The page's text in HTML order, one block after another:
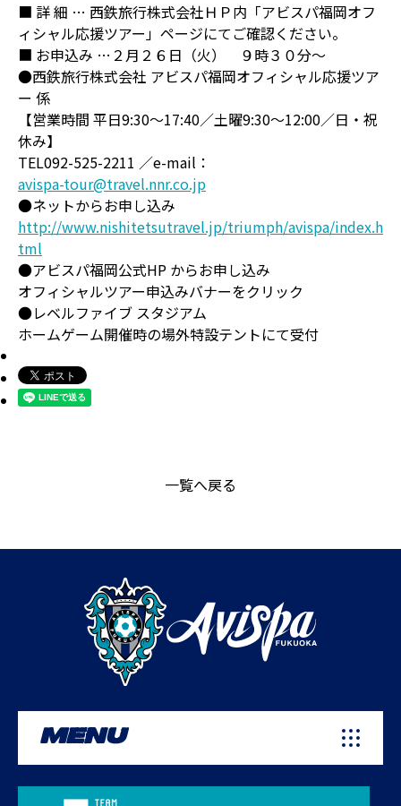
■ 詳 細 … 西鉄旅行株式会社ＨＰ内「アビスパ福岡オフ
ィシャル応援ツアー」ページにてご確認ください。
■ お申込み …２月２６日（火） ９時３０分～
●西鉄旅行株式会社 アビスパ福岡オフィシャル応援ツア
ー 係
【営業時間 平日9:30～17:40／土曜9:30～12:00／日・祝
休み】
TEL092-525-2211 ／e-mail：
avispa-tour@travel.nnr.co.jp
●ネットからお申し込み
http://www.nishitetsutravel.jp/triumph/avispa/index.h
tml
●アビスパ福岡公式HP からお申し込み
オフィシャルツアー申込みバナーをクリック
●レベルファイブ スタジアム
ホームゲーム開催時の場外特設テントにて受付
一覧へ戻る
MENU